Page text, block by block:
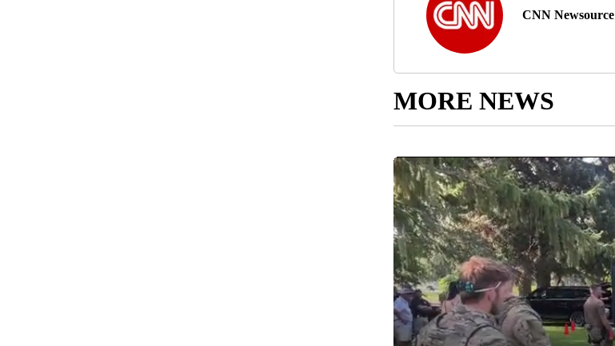
CNN Newsource
MORE NEWS